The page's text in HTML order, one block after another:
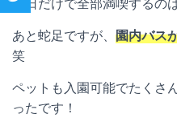
一日だけで全部満喫するの
あと蛇足ですが、 園内バス
笑
ペットも入園可能でたくさ
ったです！